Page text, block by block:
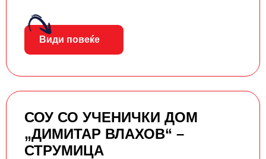
Види повеќе
СОУ СО УЧЕНИЧКИ ДОМ
„ДИМИТАР ВЛАХОВ“ –
СТРУМИЦА